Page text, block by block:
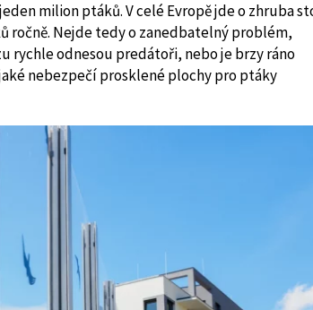
milion ptáků. V celé Evropě jde o zhruba
ročně. Nejde tedy o zanedbatelný problém,
rychle odnesou predátoři, nebo je brzy ráno
nebezpečí prosklené plochy pro ptáky